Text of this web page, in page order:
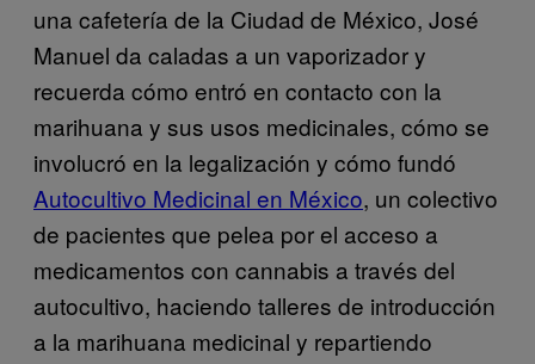
una cafetería de la Ciudad de México, José
Manuel da caladas a un vaporizador y
recuerda cómo entró en contacto con la
marihuana y sus usos medicinales, cómo se
involucró en la legalización y cómo fundó
Autocultivo Medicinal en México, un colectivo
de pacientes que pelea por el acceso a
medicamentos con cannabis a través del
autocultivo, haciendo talleres de introducción
a la marihuana medicinal y repartiendo